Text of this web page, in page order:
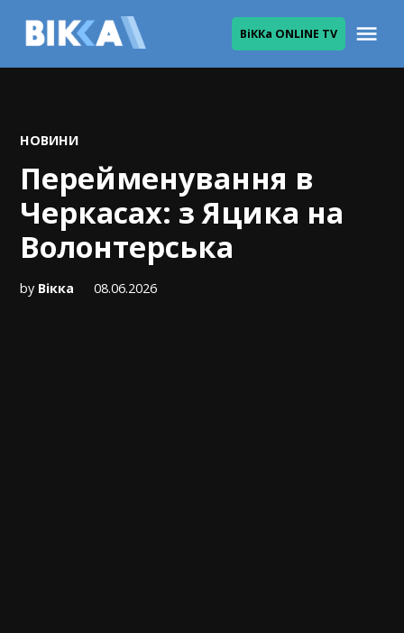
ВіККа ONLINE TV
POSTED
НОВИНИ
Перейменування в
Черкасах: з Яцика на
Волонтерська
by Вікка 08.06.2026